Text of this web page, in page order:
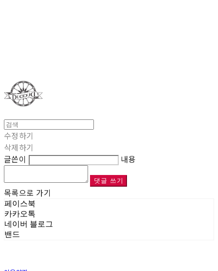
수정하기
삭제하기
글쓴이
내용
댓글 쓰기
목록으로 가기
페이스북
카카오톡
네이버 블로그
밴드